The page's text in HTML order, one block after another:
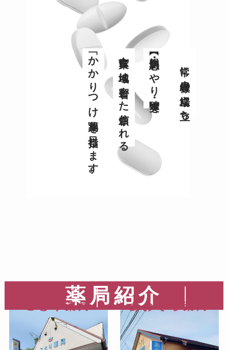
常に患者様の立場に立ち
【親切・思いやり・確実】を
合言葉に地域に密着した信頼される
「かかりつけ薬局」を目指します。
薬局紹介
ことり薬局 あおぞら薬局